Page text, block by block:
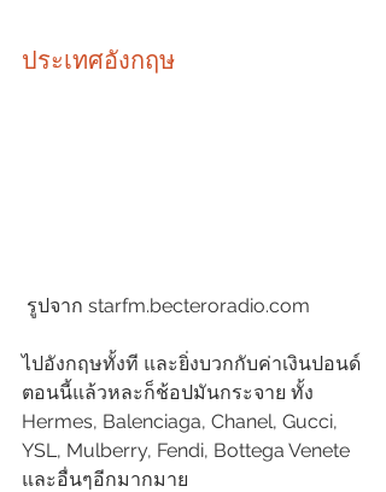
ประเทศอังกฤษ
รูปจาก starfm.becteroradio.com
ไปอังกฤษทั้งที และยิ่งบวกกับค่าเงินปอนด์
ตอนนี้แล้วหละก็ช้อปมันกระจาย ทั้ง
Hermes, Balenciaga, Chanel, Gucci,
YSL, Mulberry, Fendi, Bottega Venete
และอื่นๆอีกมากมาย